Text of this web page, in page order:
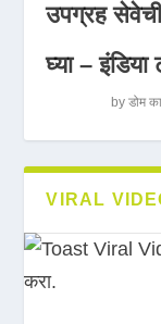
उपग्रह
घ्या – इंडिया
byडोम
VIRAL